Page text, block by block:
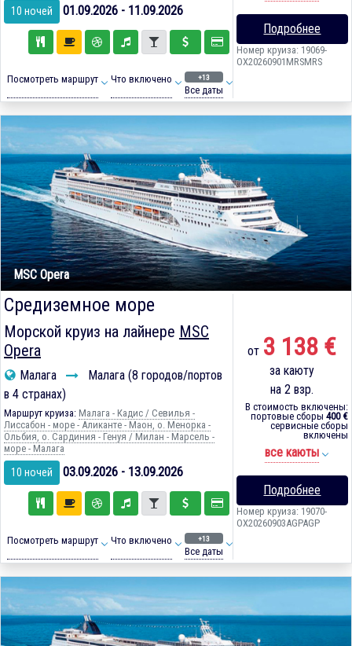
10 ночей 01.09.2026 - 11.09.2026
Посмотреть маршрут Что включено +13
Все даты
Подробнее
Номер круиза: 19069-
OX20260901MRSMRS
MSC Opera
Средиземное море
Морской круиз на лайнере MSC
Opera
Малага
Малага (8 городов/портов
в 4 странах)
Маршрут круиза: Малага - Кадиc / Севилья -
Лиссабон - море - Аликанте - Маон, о. Менорка -
Ольбия, о. Сардиния - Генуя / Милан - Марсель -
море - Малага
10 ночей 03.09.2026 - 13.09.2026
Посмотреть маршрут Что включено +13
Все даты
от 3 138 €
за каюту
на 2 взр.
В стоимость включены:
портовые сборы 400 €
сервисные сборы
включены
все каюты
Подробнее
Номер круиза: 19070-
OX20260903AGPAGP